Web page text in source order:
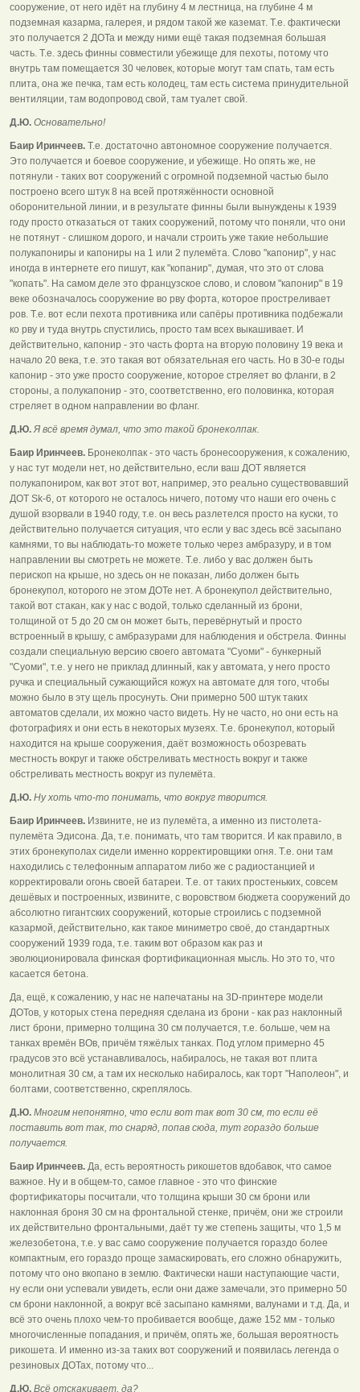
сооружение, от него идёт на глубину 4 м лестница, на глубине 4 м
подземная казарма, галерея, и рядом такой же каземат. Т.е. фактически
это получается 2 ДОТа и между ними ещё такая подземная большая
часть. Т.е. здесь финны совместили убежище для пехоты, потому что
внутрь там помещается 30 человек, которые могут там спать, там есть
плита, она же печка, там есть колодец, там есть система принудительной
вентиляции, там водопровод свой, там туалет свой.
Д.Ю. Основательно!
Баир Иринчеев. Т.е. достаточно автономное сооружение получается.
Это получается и боевое сооружение, и убежище. Но опять же, не
потянули - таких вот сооружений с огромной подземной частью было
построено всего штук 8 на всей протяжённости основной
оборонительной линии, и в результате финны были вынуждены к 1939
году просто отказаться от таких сооружений, потому что поняли, что они
не потянут - слишком дорого, и начали строить уже такие небольшие
полукапониры и капониры на 1 или 2 пулемёта. Слово "капонир", у нас
иногда в интернете его пишут, как "копанир", думая, что это от слова
"копать". На самом деле это французское слово, и словом "капонир" в 19
веке обозначалось сооружение во рву форта, которое простреливает
ров. Т.е. вот если пехота противника или сапёры противника подбежали
ко рву и туда внутрь спустились, просто там всех выкашивает. И
действительно, капонир - это часть форта на вторую половину 19 века и
начало 20 века, т.е. это такая вот обязательная его часть. Но в 30-е годы
капонир - это уже просто сооружение, которое стреляет во фланги, в 2
стороны, а полукапонир - это, соответственно, его половинка, которая
стреляет в одном направлении во фланг.
Д.Ю.Я всё время думал, что это такой бронеколпак.
Баир Иринчеев. Бронеколпак - это часть бронесооружения, к сожалению,
у нас тут модели нет, но действительно, если ваш ДОТ является
полукапониром, как вот этот вот, например, это реально существовавший
ДОТ Sk-6, от которого не осталось ничего, потому что наши его очень с
душой взорвали в 1940 году, т.е. он весь разлетелся просто на куски, то
действительно получается ситуация, что если у вас здесь всё засыпано
камнями, то вы наблюдать-то можете только через амбразуру, и в том
направлении вы смотреть не можете. Т.е. либо у вас должен быть
перископ на крыше, но здесь он не показан, либо должен быть
бронекупол, которого не этом ДОТе нет. А бронекупол действительно,
такой вот стакан, как у нас с водой, только сделанный из брони,
толщиной от 5 до 20 см он может быть, перевёрнутый и просто
встроенный в крышу, с амбразурами для наблюдения и обстрела. Финны
создали специальную версию своего автомата "Суоми" - бункерный
"Суоми", т.е. у него не приклад длинный, как у автомата, у него просто
ручка и специальный сужающийся кожух на автомате для того, чтобы
можно было в эту щель просунуть. Они примерно 500 штук таких
автоматов сделали, их можно часто видеть. Ну не часто, но они есть на
фотографиях и они есть в некоторых музеях. Т.е. бронекупол, который
находится на крыше сооружения, даёт возможность обозревать
местность вокруг и также обстреливать местность вокруг и также
обстреливать местность вокруг из пулемёта.
Д.Ю. Ну хоть что-то понимать, что вокруг творится.
Баир Иринчеев. Извините, не из пулемёта, а именно из пистолета-
пулемёта Эдисона. Да, т.е. понимать, что там творится. И как правило, в
этих бронекуполах сидели именно корректировщики огня. Т.е. они там
находились с телефонным аппаратом либо же с радиостанцией и
корректировали огонь своей батареи. Т.е. от таких простеньких, совсем
дешёвых и построенных, извините, с воровством бюджета сооружений до
абсолютно гигантских сооружений, которые строились с подземной
казармой, действительно, как такое миниметро своё, до стандартных
сооружений 1939 года, т.е. таким вот образом как раз и
эволюционировала финская фортификационная мысль. Но это то, что
касается бетона.
Да, ещё, к сожалению, у нас не напечатаны на 3D-принтере модели
ДОТов, у которых стена передняя сделана из брони - как раз наклонный
лист брони, примерно толщина 30 см получается, т.е. больше, чем на
танках времён ВОв, причём тяжёлых танках. Под углом примерно 45
градусов это всё устанавливалось, набиралось, не такая вот плита
монолитная 30 см, а там их несколько набиралось, как торт "Наполеон", и
болтами, соответственно, скреплялось.
Д.Ю. Многим непонятно, что если вот так вот 30 см, то если её
поставить вот так, то снаряд, попав сюда, тут гораздо больше
получается.
Баир Иринчеев. Да, есть вероятность рикошетов вдобавок, что самое
важное. Ну и в общем-то, самое главное - это что финские
фортификаторы посчитали, что толщина крыши 30 см брони или
наклонная броня 30 см на фронтальной стенке, причём, они же строили
их действительно фронтальными, даёт ту же степень защиты, что 1,5 м
железобетона, т.е. у вас само сооружение получается гораздо более
компактным, его гораздо проще замаскировать, его сложно обнаружить,
потому что оно вкопано в землю. Фактически наши наступающие части,
ну если они успевали увидеть, если они даже замечали, это примерно 50
см брони наклонной, а вокруг всё засыпано камнями, валунами и т.д. Да, и
всё это очень плохо чем-то пробивается вообще, даже 152 мм - только
многочисленные попадания, и причём, опять же, большая вероятность
рикошета. И именно из-за таких вот сооружений и появилась легенда о
резиновых ДОТах, потому что...
Д.Ю. Всё отскакивает, да?